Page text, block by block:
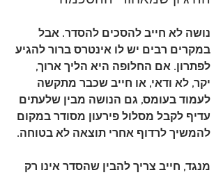
נושה לא חייב להסכים להסדר. אבל
במקרים רבים יש לו אינטרס ברור להגיע
לפתרון. אם החלופה היא הליך ארוך,
יקר, לא ודאי, או חייב שכבר מתקשה
לעמוד בעומס, גם הנושה מבין שלעתים
עדיף לקבל מסלול פירעון מסודר במקום
להמשיך לרדוף אחרי תוצאה לא בטוחה.
מנגד, חייב צריך להבין שהסדר אינו רק